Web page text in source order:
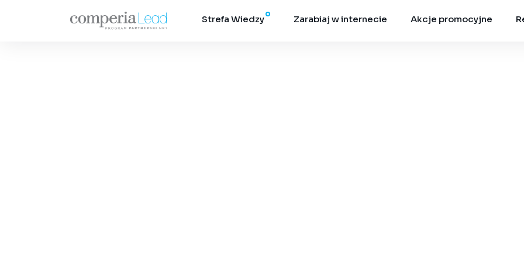
Strefa Wiedzy Zarabiaj w internecie Akcje promocyjne